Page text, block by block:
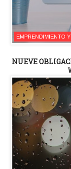
EMPRENDIMIENTO
NUEVE